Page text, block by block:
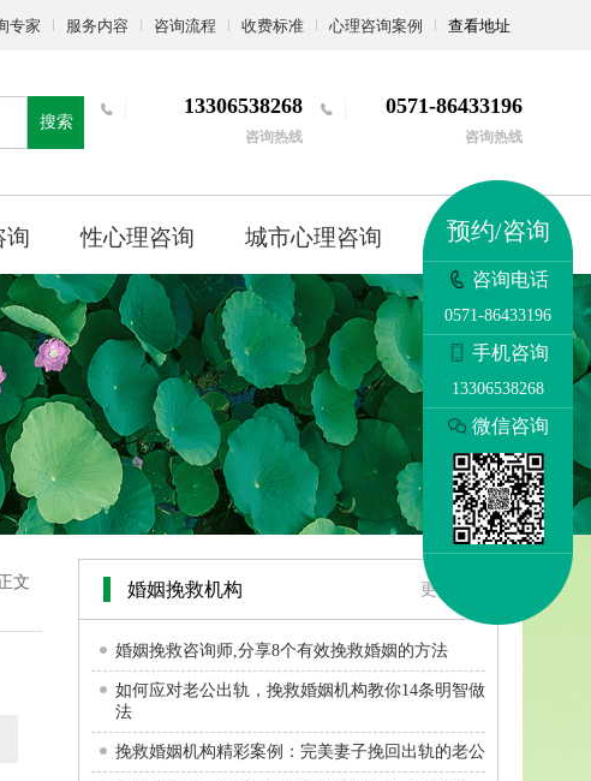
专家 服务内容 咨询流程 收费标准 心理咨询案例 查看地址
搜索
13306538268
咨询热线
0571-86433196
咨询热线
询 性心理咨询 城市心理咨询 更多
文 婚姻挽救机构 更多>>
婚姻挽救咨询师,分享8个有效挽救婚姻的方法
如何应对老公出轨，挽救婚姻机构教你14条明智做
法
挽救婚姻机构精彩案例：完美妻子挽回出轨的老公
预约/咨询
咨询电话
0571-86433196
手机咨询
13306538268
微信咨询